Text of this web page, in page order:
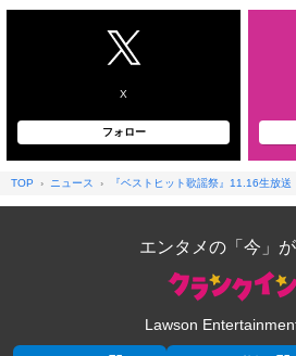
X
フォロー
TOP ニュース 『ベストヒット歌謡祭』11.16生放
エンタメの「今」
Lawson